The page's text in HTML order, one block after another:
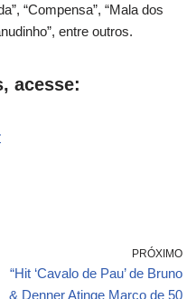
“Compensa”, “Mala dos
entre outros.
acesse:
PRÓXIMO
“Hit ‘Cavalo de Pau’ de Bruno
& Denner Atinge Marco de 50